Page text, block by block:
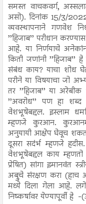
समस्त वाचकवर्ग,
असो). दिनांक 15/3/
व्यवस्थापनाने गणवेश
’’हिजाब’’ परीधान
आहे. या निर्णयाचे
किती जणांनी
संबंध काय? याचा शोध
परीने या विषयाचा जो
तर ’’हिजाब’’ या
’’अवरोध’’ पण हा शब्द
वेशभूषेबद्दल. इस्लाम
म्हणजे कुरआन.
अनुयायी आक्षेप घेवूच शकत
दूसरा सदंर्भ म्हणजे हदीस.
वेशभूषेबद्दल काय
प्रेषित) सांगा इमानवंत
अब्रुचे संरक्षण करा
मध्ये दिला गेला आहे.
निष्कर्षावर येण्यापूर्वी हे -